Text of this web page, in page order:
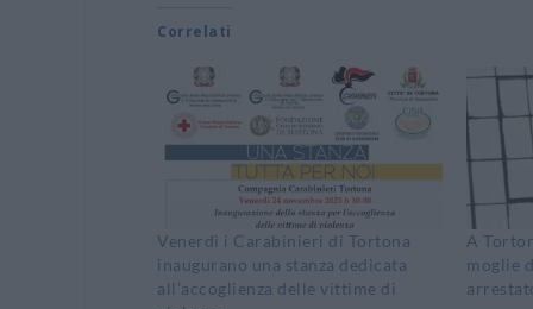
Correlati
Venerdì i Carabinieri di Tortona
inaugurano una stanza dedicata
all’accoglienza delle vittime di
A
moglie